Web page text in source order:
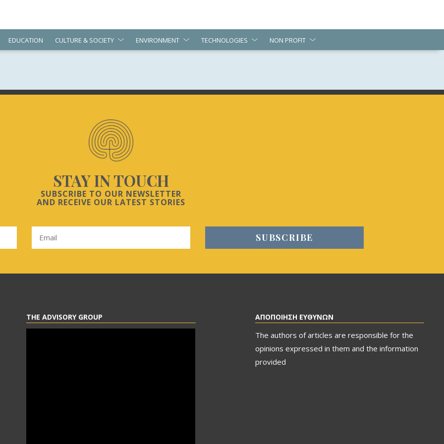
EDUCATION CULTURE & SOCIETY ENVIRONMENT TECHNOLOGIES NON PROFIT
STAY IN TOUCH
SUBSCRIBE TO OUR NEWSLETTER
AND RECEIVE OUR LATEST STORIES
THE ADVISORY GROUP ΑΠΟΠΟΙΗΣΗ ΕΥΘΥΝΩΝ
The authors of articles are responsible for the
opinions expressed in them and the information
provided